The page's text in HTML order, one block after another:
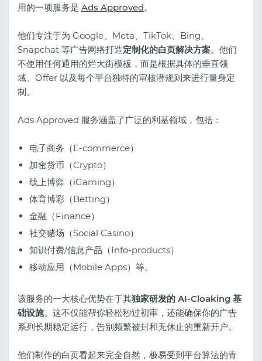
用的一项服务是 Ads Approved。
他们专注于为 Google、Meta、TikTok、Bing、
Snapchat 等广告网络打造定制化的白页解决方案。他们
不使用任何通用的烂大街模板，而是根据具体的垂直领
域、Offer 以及每个平台独特的审核潜规则来进行量身定
制。
Ads Approved 服务涵盖了广泛的利基领域，包括：
电子商务（E-commerce）
加密货币（Crypto）
线上博弈（iGaming）
体育博彩（Betting）
金融（Finance）
社交赌场（Social Casino）
知识付费/信息产品（Info-products）
移动应用（Mobile Apps）等。
该服务的一大核心优势在于其独家研发的 AI-Cloaking 基
础设施。这不仅能帮你轻松秒过初审，还能确保你的广告
系列长期稳定运行，告别频繁被封和无休止的重新开户。
他们制作的白页看起来完全自然，极易受到平台算法的青